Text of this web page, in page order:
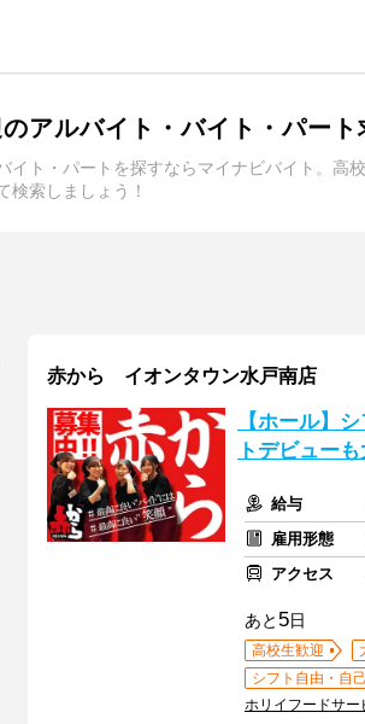
アルバイト・バイト・パート
イト・パートを探すならマイナビバイト。高
検索しましょう！
赤から イオンタウン水戸南店
【ホール】
トデビュー
給与
雇用形態
アクセス
あと 5日
高校生歓迎
シフト自由・自
ホリイフードサー